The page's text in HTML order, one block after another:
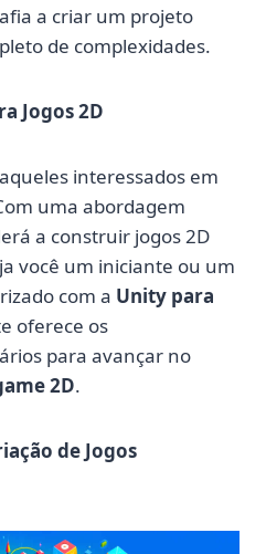
a criar um projeto
de complexidades.
Jogos 2D
interessados em
uma abordagem
a construir jogos 2D
você um iniciante ou um
com a Unity para
oferece os
para avançar no
2D.
de Jogos